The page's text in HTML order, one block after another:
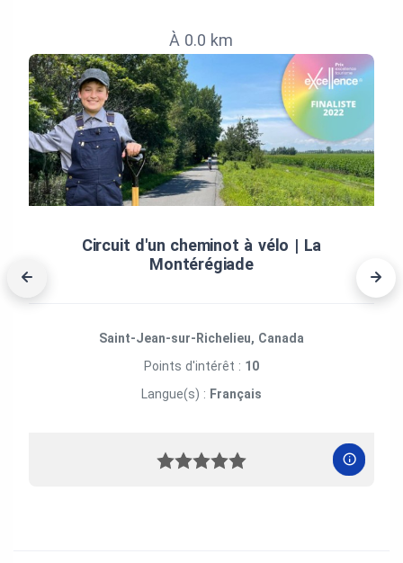
À 0.0 km
Circuit d'un cheminot à vélo | La
Montérégiade
Saint-Jean-sur-Richelieu, Canada
Points d'intérêt : 10
Langue(s) : Français